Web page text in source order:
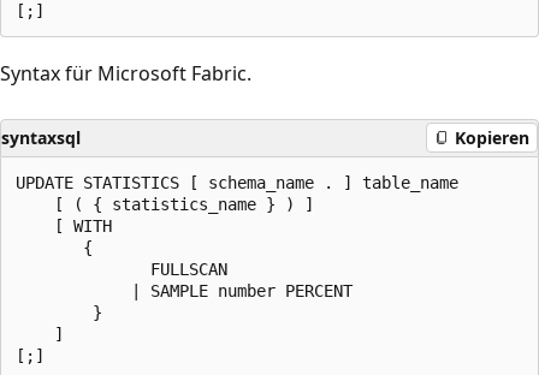
Syntax für Microsoft Fabric.
syntaxsql Kopieren
UPDATE STATISTICS [ schema_name . ] table_name
    [ ( { statistics_name } ) ]
    [ WITH
       {
              FULLSCAN
            | SAMPLE number PERCENT
        }
    ]